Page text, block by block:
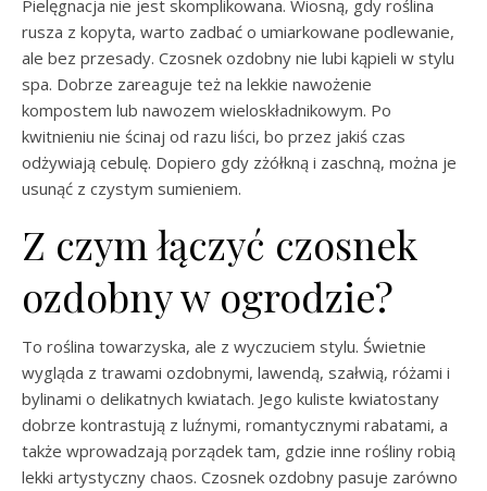
Pielęgnacja nie jest skomplikowana. Wiosną, gdy roślina
rusza z kopyta, warto zadbać o umiarkowane podlewanie,
ale bez przesady. Czosnek ozdobny nie lubi kąpieli w stylu
spa. Dobrze zareaguje też na lekkie nawożenie
kompostem lub nawozem wieloskładnikowym. Po
kwitnieniu nie ścinaj od razu liści, bo przez jakiś czas
odżywiają cebulę. Dopiero gdy zżółkną i zaschną, można je
usunąć z czystym sumieniem.
Z czym łączyć czosnek
ozdobny w ogrodzie?
To roślina towarzyska, ale z wyczuciem stylu. Świetnie
wygląda z trawami ozdobnymi, lawendą, szałwią, różami i
bylinami o delikatnych kwiatach. Jego kuliste kwiatostany
dobrze kontrastują z luźnymi, romantycznymi rabatami, a
także wprowadzają porządek tam, gdzie inne rośliny robią
lekki artystyczny chaos. Czosnek ozdobny pasuje zarówno